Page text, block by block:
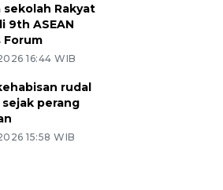
sekolah Rakyat
9th ASEAN
Forum
16:44 WIB
rudal
perang
15:58 WIB